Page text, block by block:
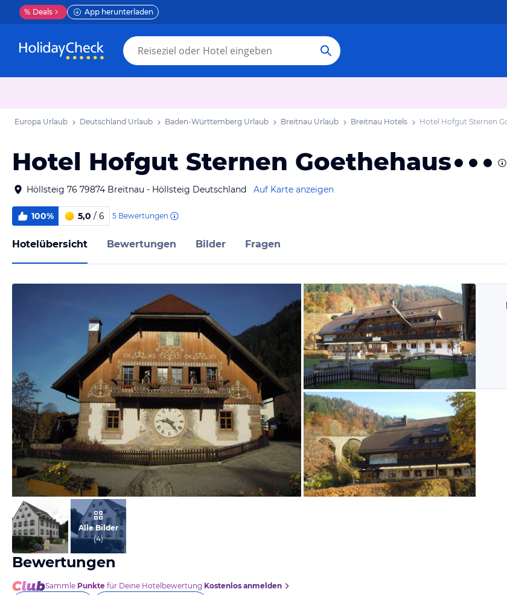
% Deals App herunterladen
Europa Urlaub Deutschland Urlaub Baden-Württemberg Urlaub Breitnau Urlaub Breitnau Hotels Hotel Hofgut Sternen
Hotel Hofgut Sternen Goethehaus
Höllsteig 76 79874 Breitnau - Höllsteig Deutschland Auf Karte anzeigen
100% 5,0 / 6 5 Bewertungen
Hotelübersicht Bewertungen Bilder Fragen
von Nathalie, Oktober 2011
von Nathalie, Oktober 2011
Alle Bilder
(4)
Bewertungen
Sammle Punkte für Deine Hotelbewertung.Kostenlos anmelden